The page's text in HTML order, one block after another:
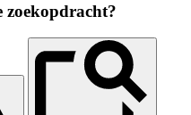
zoekopdracht?